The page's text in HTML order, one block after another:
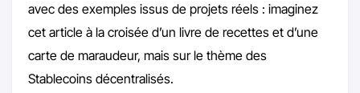
avec des exemples issus de projets réels : imaginez
cet article à la croisée d’un livre de recettes et d’une
carte de maraudeur, mais sur le thème des
Stablecoins décentralisés.